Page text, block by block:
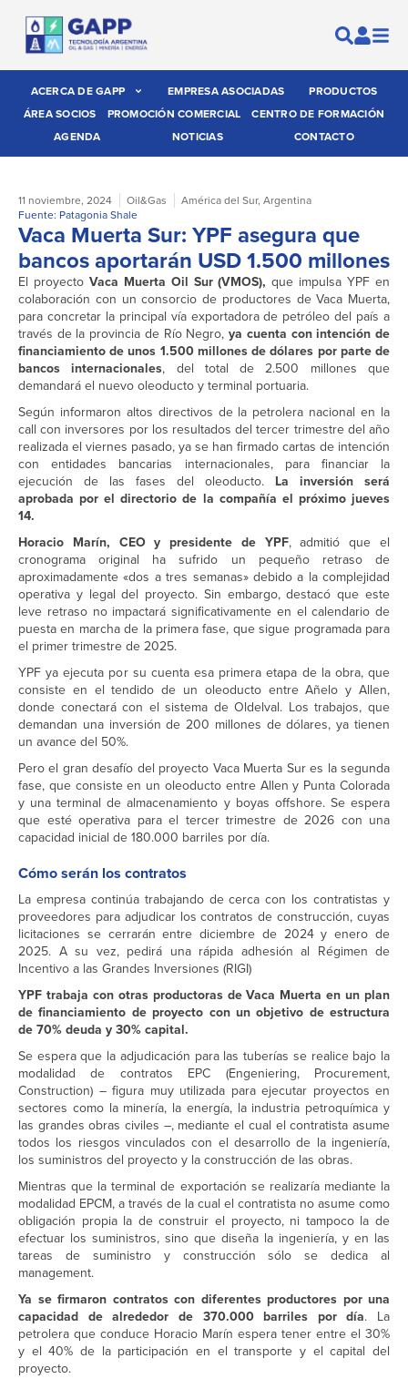
ACERCA DE GAPP EMPRESA ASOCIADAS
PRODUCTOS
ÁREA SOCIOS
PROMOCIÓN COMERCIAL
CENTRO DE FORMACIÓN
AGENDA
NOTICIAS CONTACTO
11 noviembre, 2024 Oil&Gas América del Sur, Argentina
Fuente: Patagonia Shale
Vaca Muerta Sur: YPF asegura que
bancos aportarán USD 1.500 millones
El proyecto Vaca Muerta Oil Sur (VMOS), que impulsa YPF en
colaboración con un consorcio de productores de Vaca Muerta,
para concretar la principal vía exportadora de petróleo del país a
través de la provincia de Río Negro,ya cuenta con intención de
financiamiento de unos 1.500 millones de dólares por parte de
bancos internacionales, del total de 2.500 millones que
demandará el nuevo oleoducto y terminal portuaria.
Según informaron altos directivos de la petrolera nacional en la
call con inversores por los resultados del tercer trimestre del año
realizada el viernes pasado, ya se han firmado cartas de intención
con entidades bancarias internacionales, para financiar la
ejecución de las fases del oleoducto. La inversión será
aprobada por el directorio de la compañía el próximo jueves
14.
Horacio Marín, CEO y presidente de YPF, admitió que el
cronograma original ha sufrido un pequeño retraso de
aproximadamente «dos a tres semanas» debido a la complejidad
operativa y legal del proyecto. Sin embargo, destacó que este
leve retraso no impactará significativamente en el calendario de
puesta en marcha de la primera fase, que sigue programada para
el primer trimestre de 2025.
YPF ya ejecuta por su cuenta esa primera etapa de la obra, que
consiste en el tendido de un oleoducto entre Añelo y Allen,
donde conectará con el sistema de Oldelval. Los trabajos, que
demandan una inversión de 200 millones de dólares, ya tienen
un avance del 50%.
Pero el gran desafío del proyecto Vaca Muerta Sur es la segunda
fase, que consiste en un oleoducto entre Allen y Punta Colorada
y una terminal de almacenamiento y boyas offshore. Se espera
que esté operativa para el tercer trimestre de 2026 con una
capacidad inicial de 180.000 barriles por día.
Cómo serán los contratos
La empresa continúa trabajando de cerca con los contratistas y
proveedores para adjudicar los contratos de construcción, cuyas
licitaciones se cerrarán entre diciembre de 2024 y enero de
2025. A su vez, pedirá una rápida adhesión al Régimen de
Incentivo a las Grandes Inversiones (RIGI)
YPF trabaja con otras productoras de Vaca Muerta en un plan
de financiamiento de proyecto con un objetivo de estructura
de 70% deuda y 30% capital.
Se espera que la adjudicación para las tuberías se realice bajo la
modalidad de contratos EPC (Engeniering, Procurement,
Construction) – figura muy utilizada para ejecutar proyectos en
sectores como la minería, la energía, la industria petroquímica y
las grandes obras civiles –, mediante el cual el contratista asume
todos los riesgos vinculados con el desarrollo de la ingeniería,
los suministros del proyecto y la construcción de las obras.
Mientras que la terminal de exportación se realizaría mediante la
modalidad EPCM, a través de la cual el contratista no asume como
obligación propia la de construir el proyecto, ni tampoco la de
efectuar los suministros, sino que diseña la ingeniería, y en las
tareas de suministro y construcción sólo se dedica al
management.
Ya se firmaron contratos con diferentes productores por una
capacidad de alrededor de 370.000 barriles por día. La
petrolera que conduce Horacio Marín espera tener entre el 30%
y el 40% de la participación en el transporte y el capital del
proyecto.